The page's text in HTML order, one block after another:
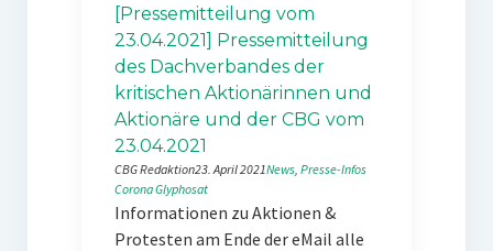
[Pressemitteilung vom
23.04.2021] Pressemitteilung
des Dachverbandes der
kritischen Aktionärinnen und
Aktionäre und der CBG vom
23.04.2021
CBG Redaktion23. April 2021News, Presse-Infos
CoronaGlyphosat
Informationen zu Aktionen &
Protesten am Ende der eMail alle